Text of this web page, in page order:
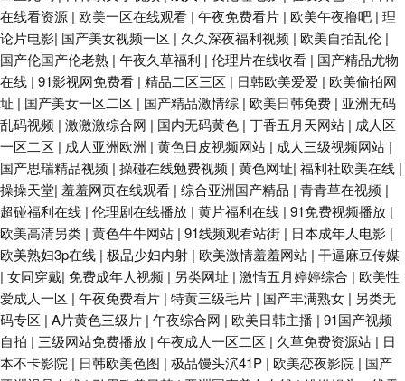
在线看资源 | 欧美一区在线观看 | 午夜免费看片 | 欧美午夜撸吧 | 理
论片电影| 国产美女视频一区 | 久久深夜福利视频 | 欧美自拍乱伦 |
国产伦国产伦老熟 | 午夜久草福利 | 伦理片在线收看 | 国产精品尤物
在线 | 91影视网免费看 | 精品二区三区 | 日韩欧美爱爱 | 欧美偷拍网
址 | 国产美女一区二区 | 国产精品激情综 | 欧美日韩免费 | 亚洲无码
乱码视频 | 激激激综合网 | 国内无码黄色 | 丁香五月天网站 | 成人区
一区二区 | 成人亚洲欧洲 | 黄色日皮视频网站 | 成人三级视频网站 |
国产思瑞精品视频 | 操碰在线勉费视频 | 黄色网址| 福利社欧美在线 |
操操天堂| 羞羞网页在线观看 | 综合亚洲国产精品 | 青青草在视频 |
超碰福利在线 | 伦理剧在线播放 | 黄片福利在线 | 91免费视频播放 |
欧美高清另类 | 黄色牛牛网站 | 91线频观看站街 | 日本成年人电影 |
欧美熟妇3p在线 | 极品少妇内射 | 欧美激情羞羞网站 | 干逼麻豆传媒
| 女同穿戴| 免费成年人视频 | 另类网址 | 激情五月婷婷综合 | 欧美性
爱成人一区 | 午夜免费看片 | 特黄三级毛片 | 国产丰满熟女 | 另类无
码专区 | A片黄色三级片 | 午夜综合网 | 欧美日韩主播 | 91国产视频
自拍 | 三级网站免费播放 | 午夜成人一区二区 | 久草免费资源站 | 日
本不卡影院 | 日韩欧美色图 | 极品馒头泬41P | 欧美恋夜影院 | 国产